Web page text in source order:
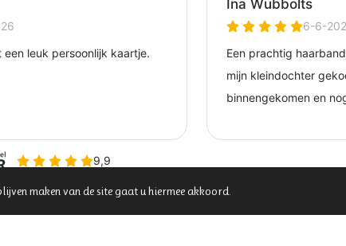
maken van de site gaat u hiermee akkoord.